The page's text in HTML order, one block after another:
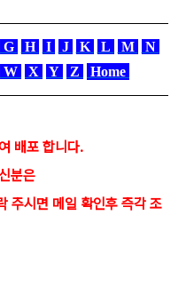
G H I J K L M
N
W X Y Z Home
배포 합니다.
분은
주시면 메일 확인후 즉각 조